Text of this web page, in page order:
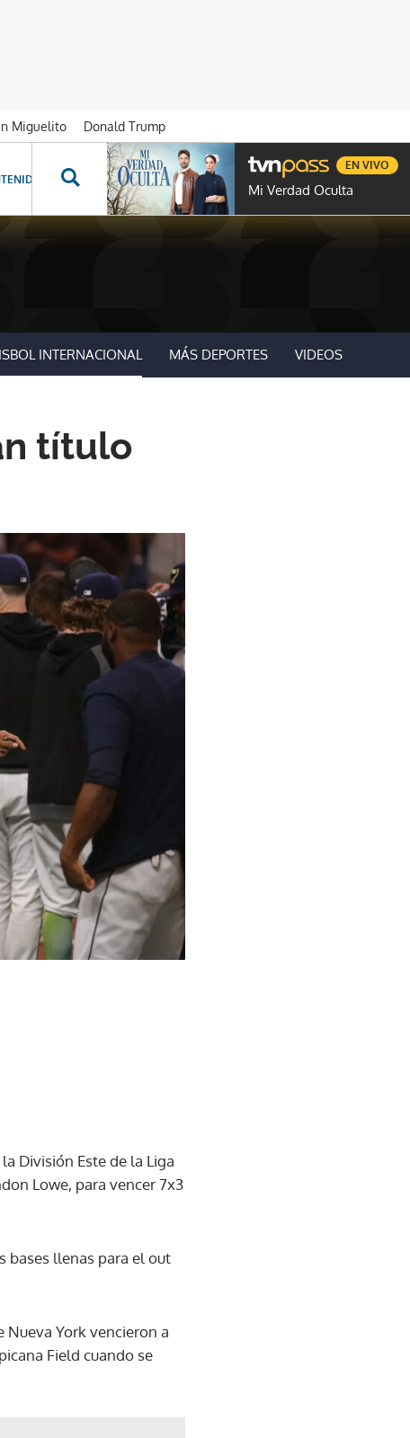
Miguelito
Donald Trump
ESPECIALES NOVELAS PROGRAMAS GENTE TVN
Mi Verdad Oculta
EN VIVO
INTERNACIONAL MÁS DEPORTES VIDEOS
título
División Este de la Liga
Lowe, para vencer 7x3
bases llenas para el out
Nueva York vencieron a
Field cuando se